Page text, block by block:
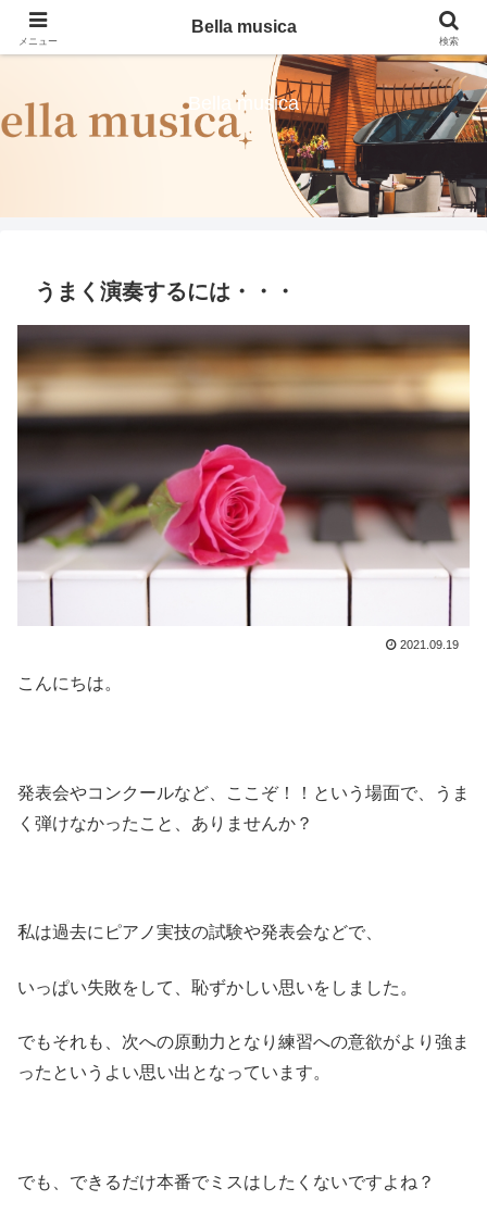
Bella musica
うまく演奏するには・・・
2021.09.19
こんにちは。
発表会やコンクールなど、ここぞ！！という場面で、うま
く弾けなかったこと、ありませんか？
私は過去にピアノ実技の試験や発表会などで、
いっぱい失敗をして、恥ずかしい思いをしました。
でもそれも、次への原動力となり練習への意欲がより強ま
ったというよい思い出となっています。
でも、できるだけ本番でミスはしたくないですよね？
メニュー
Bella musica
検索